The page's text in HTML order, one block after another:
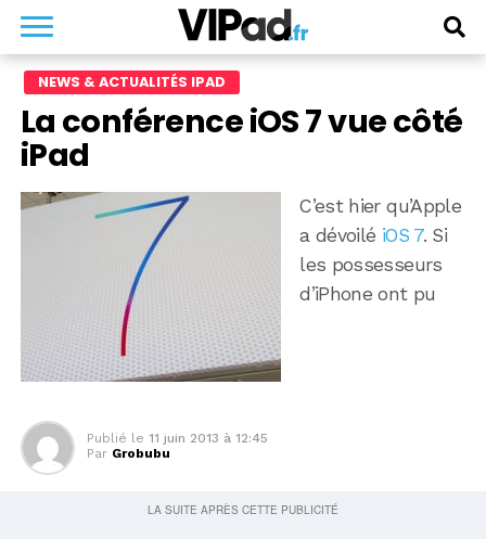
NEWS & ACTUALITÉS IPAD
La conférence iOS 7 vue côté
iPad
C’est hier qu’Apple
a dévoilé iOS 7. Si
les possesseurs
d’iPhone ont pu
Publié le 11 juin 2013 à 12:45
Par Grobubu